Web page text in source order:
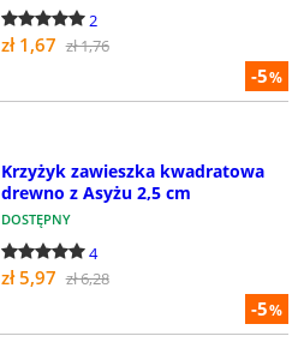
-5%
2
zł 1,67 zł 1,76
-5%
Krzyżyk zawieszka kwadratowa
drewno z Asyżu 2,5 cm
DOSTĘPNY
4
zł 5,97 zł 6,28